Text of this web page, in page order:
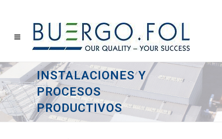
INSTALACIONES Y
PROCESOS
PRODUCTIVOS